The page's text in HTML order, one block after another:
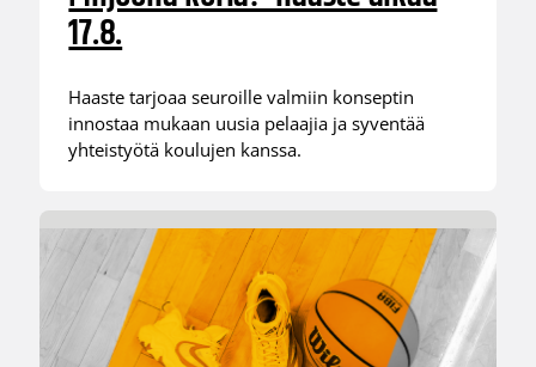
17.8.
Haaste tarjoaa seuroille valmiin konseptin
innostaa mukaan uusia pelaajia ja syventää
yhteistyötä koulujen kanssa.